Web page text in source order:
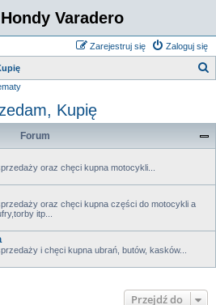
Varadero
Zaloguj się
Zarejestruj się
k
Kupię
Forum
oraz chęci kupna motocykli...
oraz chęci kupna części do motocykli a
itp...
i chęci kupna ubrań, butów, kasków...
Przejdź do